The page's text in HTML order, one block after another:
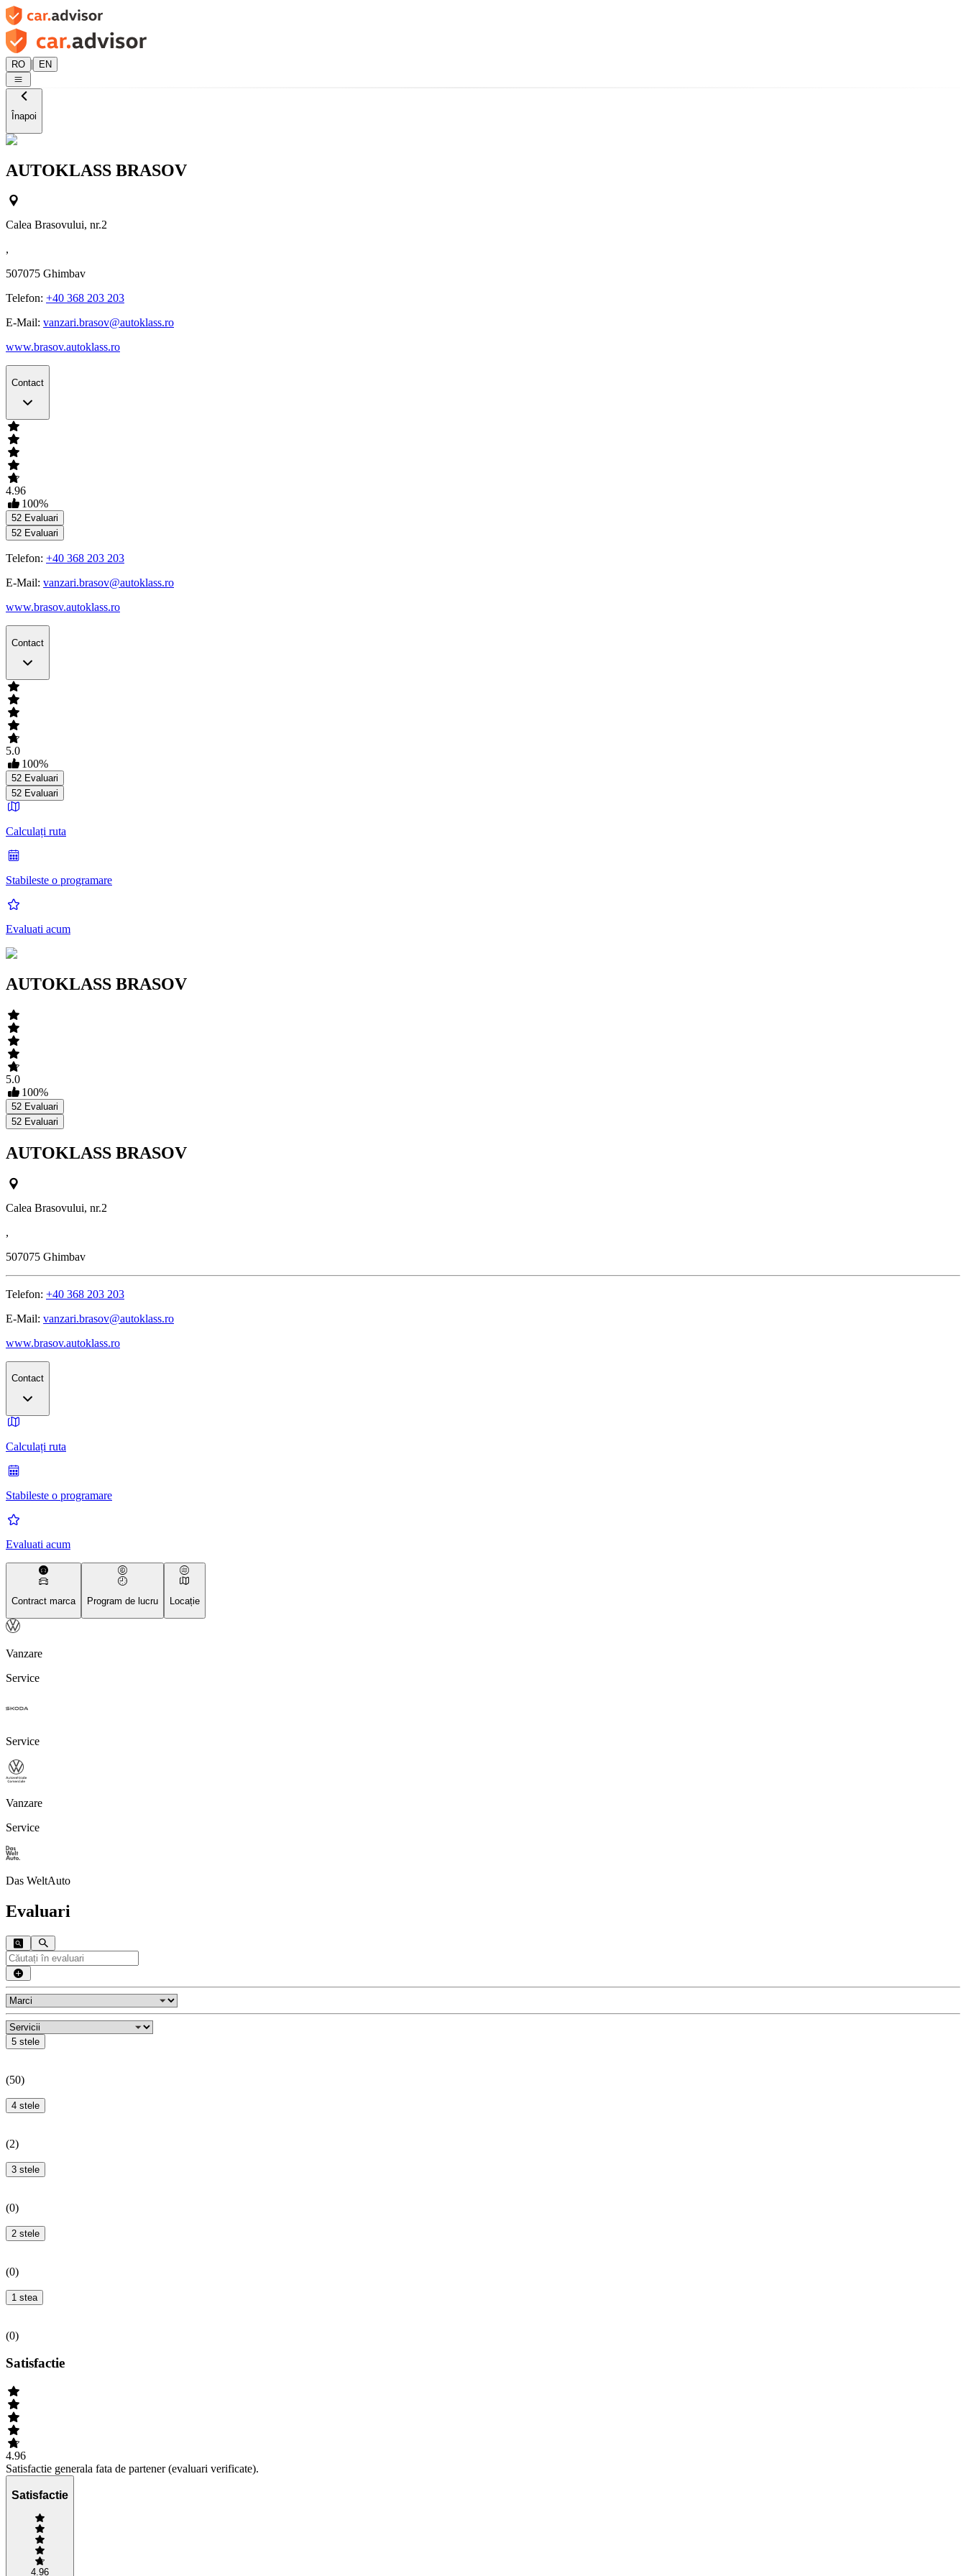
RO | EN
Înapoi
AUTOKLASS BRASOV
Calea Brasovului, nr.2
,
507075 Ghimbav
Telefon: +40 368 203 203
E-Mail: vanzari.brasov@autoklass.ro
www.brasov.autoklass.ro
Contact
4.96
100%
52 Evaluari
52 Evaluari
Telefon: +40 368 203 203
E-Mail: vanzari.brasov@autoklass.ro
www.brasov.autoklass.ro
Contact
5.0
100%
52 Evaluari
52 Evaluari
Calculați ruta
Stabileste o programare
Evaluati acum
AUTOKLASS BRASOV
5.0
100%
52 Evaluari
52 Evaluari
AUTOKLASS BRASOV
Calea Brasovului, nr.2
,
507075 Ghimbav
Telefon: +40 368 203 203
E-Mail: vanzari.brasov@autoklass.ro
www.brasov.autoklass.ro
Contact
Calculați ruta
Stabileste o programare
Evaluati acum
Contract marca Program de lucru Locație
Vanzare
Service
Service
Vanzare
Service
Das WeltAuto
Evaluari
5 stele
(50)
4 stele
(2)
3 stele
(0)
2 stele
(0)
1 stea
(0)
Satisfactie
4.96
Satisfactie generala fata de partener (evaluari verificate).
Satisfactie
4.96